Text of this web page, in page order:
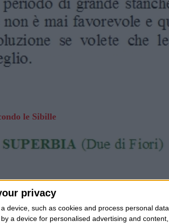
privacy
device, such as cookies and process personal data,
a device for personalised advertising and content,
le Sibille